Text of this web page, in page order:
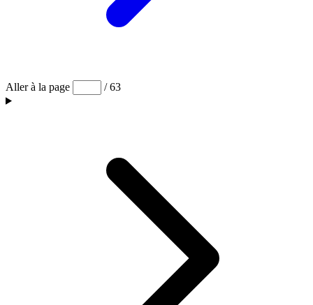
Aller à la page / 63